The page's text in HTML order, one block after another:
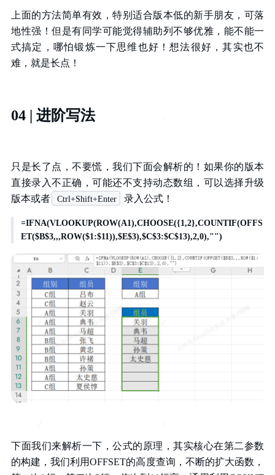
上面的方法简单有效，特别适合版本低的新手朋友，可落
地性强！但是有同学可能觉得辅助列不够优雅，能不能一
式搞定，哪怕锻炼一下思维也好！想法很好，其实也不
难，就是长点！
04 | 进阶写法
只是长了点，不要慌，我们下面会解析的！如果你的版本
直接录入不正确，可能还不支持动态数组，可以选择升级
版本或者
Ctrl+Shift+Enter 录入公式！
=IFNA(VLOOKUP(ROW(A1),CHOOSE({1,2},COUNTIF(OFFS
ET($B$3,,,ROW($1:$11)),$E$3),$C$3:$C$13),2,0),"")
下面我们来解析一下，公式的原理，其实核心在第二参数
的构建，我们利用OFFSET的高度查询，不断的扩大函数，